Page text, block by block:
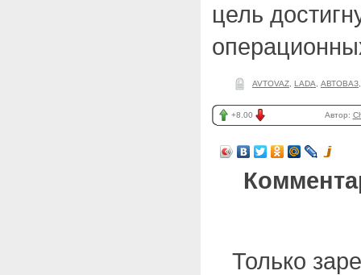
цель
AVTOVAZ LADA АВТОВАЗ
+8.00 Автор:
Только